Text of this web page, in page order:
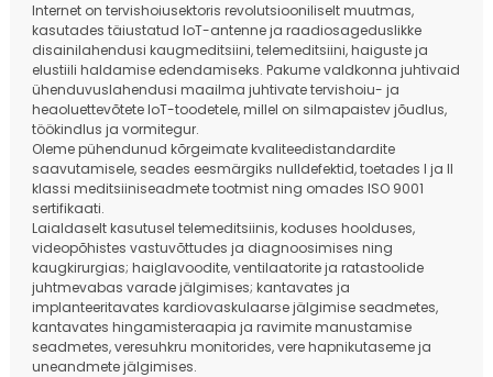
Internet on tervishoiusektoris revolutsiooniliselt muutmas,
kasutades täiustatud IoT-antenne ja raadiosageduslikke
disainilahendusi kaugmeditsiini, telemeditsiini, haiguste ja
elustiili haldamise edendamiseks. Pakume valdkonna juhtivaid
ühenduvuslahendusi maailma juhtivate tervishoiu- ja
heaoluettevõtete IoT-toodetele, millel on silmapaistev jõudlus,
töökindlus ja vormitegur.
Oleme pühendunud kõrgeimate kvaliteedistandardite
saavutamisele, seades eesmärgiks nulldefektid, toetades I ja II
klassi meditsiiniseadmete tootmist ning omades ISO 9001
sertifikaati.
Laialdaselt kasutusel telemeditsiinis, koduses hoolduses,
videopõhistes vastuvõttudes ja diagnoosimises ning
kaugkirurgias; haiglavoodite, ventilaatorite ja ratastoolide
juhtmevabas varade jälgimises; kantavates ja
implanteeritavates kardiovaskulaarse jälgimise seadmetes,
kantavates hingamisteraapia ja ravimite manustamise
seadmetes, veresuhkru monitorides, vere hapnikutaseme ja
uneandmete jälgimises.